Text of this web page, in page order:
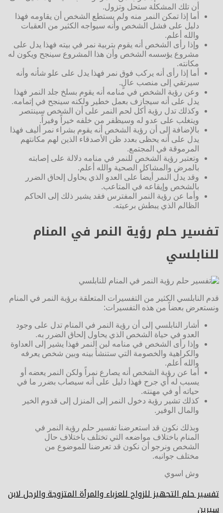
أن تلك المشكلة ستحل وتزول.
أما إذا تمكن النمر منه ولم يستطع الشخص أن يقاومه فهذا
دليل على فشل الشخص وأنه سيواجه الكثير من العقبات
والله أعلم.
وإذا رأى الشخص أنه يقوم بتربية نمر في بيته فهذا يدل على
مشروع يؤسسه الشخص وأن هذا المشروع سينجح ويكون له
مكانته.
أما إذا رأى أنه يركب فوق نمر فهذا يدل على علو شأنه وأنه
سيرتقي إلى منصب عالٍ.
وعن رؤية الشخص في منامه أنه يقوم بسلخ جلد النمر فهذا
يدل على أنه سيجازف بعمل خطير ولكنه سينجح في إتمامه.
وكذلك تدل رؤية أكل لحم النمر على أن الشخص سينتصر
ويتغلب على عدو له وسيظفر من خلفه خيراً وفيراً.
بالإضافة إلى أن رؤية الشخص أنه يقوم بشراء نمر أليف فهذا
يدل على أنه يحظى بعدد ظن الأصدقاء الذين لهم مكانتهم
المرموقة في المجتمع.
وتعتبر رؤية الشخص للنمر في منامه دلالة على إصابته
بالمرض والمشاكل الصحية والله أعلم.
وقد يدل النمر أيضاً على العدو الذي يحاول إلحاق الضرر
بالشخص وإيقاعه في المتاعب.
وأما عن رؤية النمر المفترس فقد يشير ذلك إلى الحاكم
الظالم الذي يبطش برعيته.
تفسير حلم رؤية النمر في المنام
للنابلسي
قدم النابلسي الكثير من التفسيرات المتعلقة برؤية النمر في المنام
ونستعرض بعضاً من هذه التفسيرات:
أشار النابلسي إلى أن رؤية النمر في المنام تدل على وجود
العدو في حياة الشخص الذي يحاول إلحاق الضرر به.
وإذا رأى الشخص في منامه لبن النمر فهذا يشير إلى العداوة
والكراهية والخصومة التي ستنشأ بينه وبين شخص يعرفه
والله أعلم.
أما عن رؤية الشخص أنه يصارع نمراً ولكن النمر يعضه أو
يسبب له أي جرح فهذا دليل على أنه سيصاب بضرر ما في
حياته أو في مهنته.
كذلك تشير رؤية دخول النمر إلى المنزل إلى قدوم الخير
والمال الوفير.
وبذلك نكون قد استعرضنا تفسير حلم رؤية النمر في
المنام باختلاف مواضعه التي تختلف باختلاف حال
الشخص ونرجو أن نكون قد تعرضنا للموضوع من
مختلف جوانبه.
وش اسوي
تفسير حلم التجهيز للزواج للعزباء والمرأة المتزوجة والرجل لابن
سيرين